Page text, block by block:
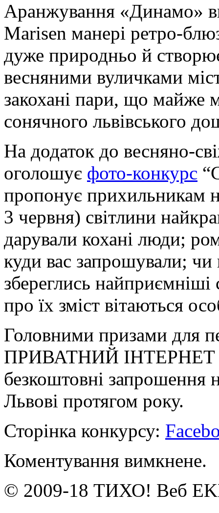
Аранжування «Динамо»
Marisen манері ретро-
дуже природньо й створює
весняними вуличками
закохані пари, що майже
сонячного львівського
На додаток до весняно-
оголошує фото-конкурс
пропонує прихильникам
3 червня) світлини
дарували кохані люди;
куди вас запрошували; чи
збереглись
про їх зміст вітаються
Головними призами для
ПРИВАТНИЙ ІНТЕРНЕТ
безкоштовні запрошення
Львові протягом року.
Сторінка конкурсу:
Коментування вимкнене.
© 2009-18 ТИХО! Веб